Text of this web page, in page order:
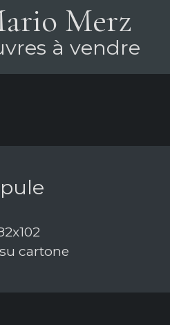
Merz
à vendre
cartone